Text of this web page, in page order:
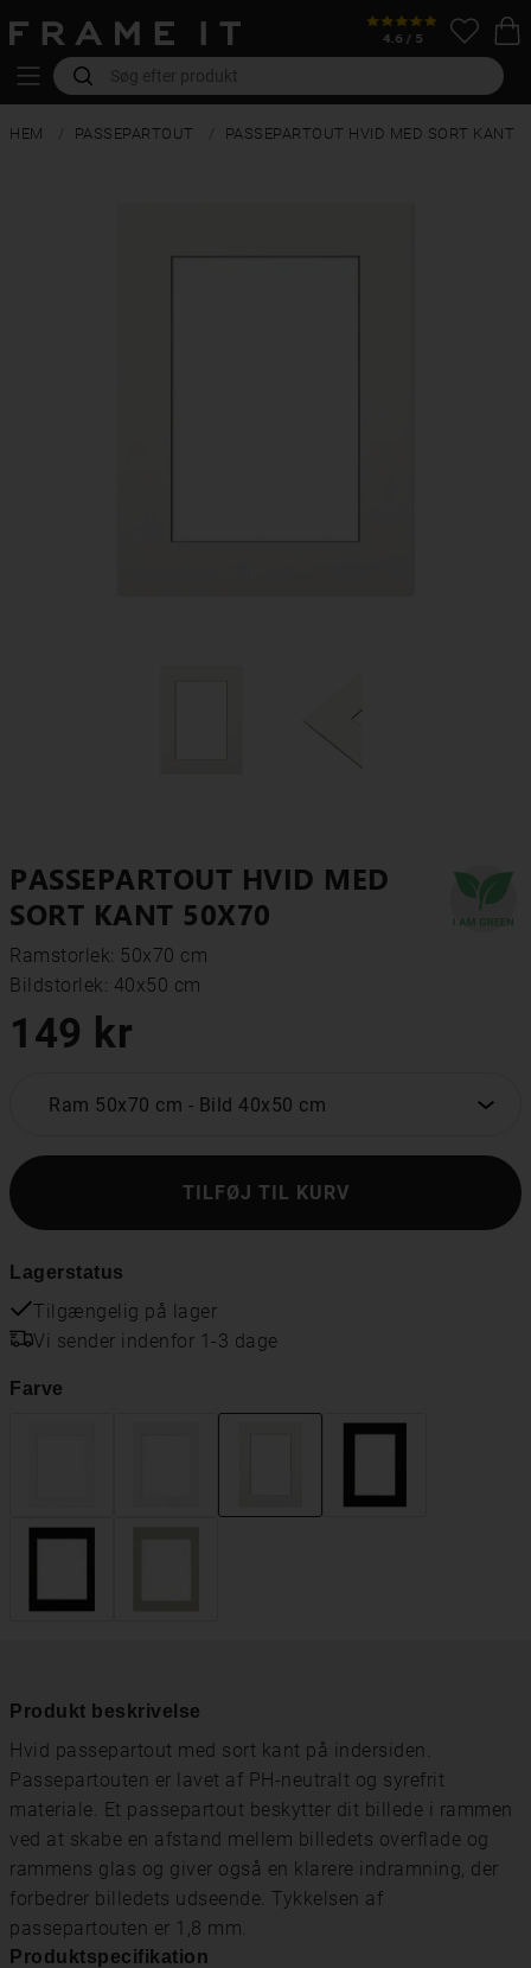
HEM PASSEPARTOUT PASSEPARTOUT HVID MED SORT KANT
PASSEPARTOUT HVID MED
SORT KANT 50X70
Ramstorlek: 50x70 cm
Bildstorlek: 40x50 cm
149 kr
Ram 50x70 cm - Bild 40x50 cm
TILFØJ TIL KURV
Lagerstatus
Tilgængelig på lager
Vi sender indenfor 1-3 dage
Farve
Produkt beskrivelse
Hvid passepartout med sort kant på indersiden.
Passepartouten er lavet af PH-neutralt og syrefrit
materiale. Et passepartout beskytter dit billede i rammen
ved at skabe en afstand mellem billedets overflade og
rammens glas og giver også en klarere indramning, der
forbedrer billedets udseende. Tykkelsen af ​​
passepartouten er 1,8 mm.
Produktspecifikation